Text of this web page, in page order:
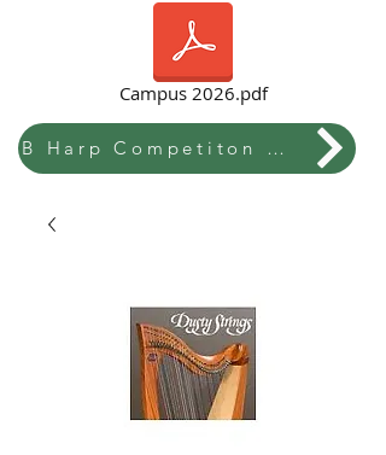
Campus 2026.pdf
B Harp Competiton & Festival